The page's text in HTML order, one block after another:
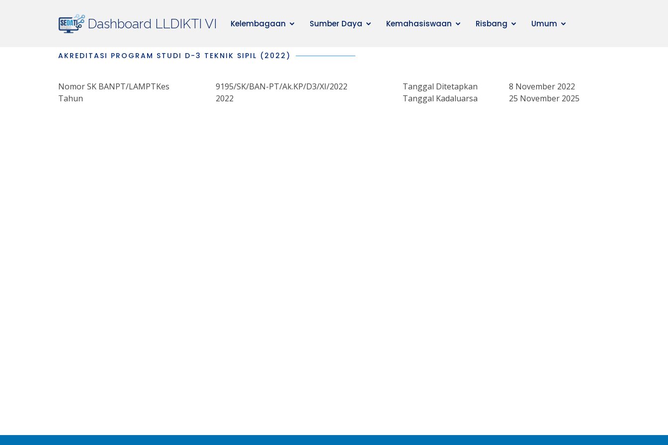
Dashboard LLDIKTI VI Kelembagaan Sumber Daya Kemahasiswaan Risbang Umum
AKREDITASI PROGRAM STUDI D-3 TEKNIK SIPIL (2022)
Nomor SK BANPT/LAMPTKes 9195/SK/BAN-PT/Ak.KP/D3/XI/2022 Tanggal Ditetapkan
8 November 2022
Tahun
2022 Tanggal Kadaluarsa 25 November 2025